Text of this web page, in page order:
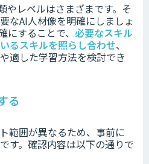
やレベルはさまざまです。そ
なAI人材像を明確にしましょ
にすることで、 必要なスキル
るスキルを照らし合わせ、
適した学習方法を検討でき
る
範囲が異なるため、事前に
す。確認内容は以下の通りで